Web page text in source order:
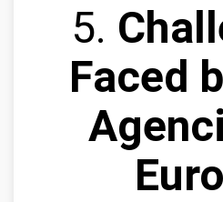
5.
Faced